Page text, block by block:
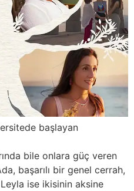
başlayan
bile onlara güç veren
başarılı bir genel cerrah,
ise ikisinin aksine